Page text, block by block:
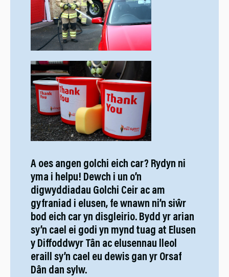
A oes angen golchi eich car? Rydyn ni
yma i helpu! Dewch i un o’n
digwyddiadau Golchi Ceir ac am
gyfraniad i elusen, fe wnawn ni’n siŵr
bod eich car yn disgleirio. Bydd yr arian
sy’n cael ei godi yn mynd tuag at Elusen
y Diffoddwyr Tân ac elusennau lleol
eraill sy’n cael eu dewis gan yr Orsaf
Dân dan sylw.